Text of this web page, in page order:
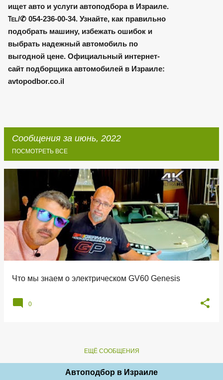
ищет авто и услуги автоподбора в Израиле.
℡/✆ 054-236-00-34. Узнайте, как правильно
подобрать машину, избежать ошибок и
выбрать надежный автомобиль по
выгодной цене. Официальный интернет-
сайт подборщика автомобилей в Израиле:
avtopodbor.co.il
Сообщения за июнь, 2022
ПОСМОТРЕТЬ ВСЕ
о
б
Что мы знаем о электрическом GV60 Genesis
0
ЕЩЁ СООБЩЕНИЯ
Автоподбор в Израиле